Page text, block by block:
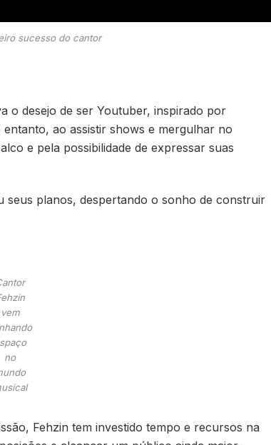
sucesso do cantor
o desejo de ser Youtuber, inspirado por
ao assistir shows e mergulhar no
e pela possibilidade de expressar suas
seus planos, despertando o sonho de construir
vem
no
Fehzin tem investido tempo e recursos na